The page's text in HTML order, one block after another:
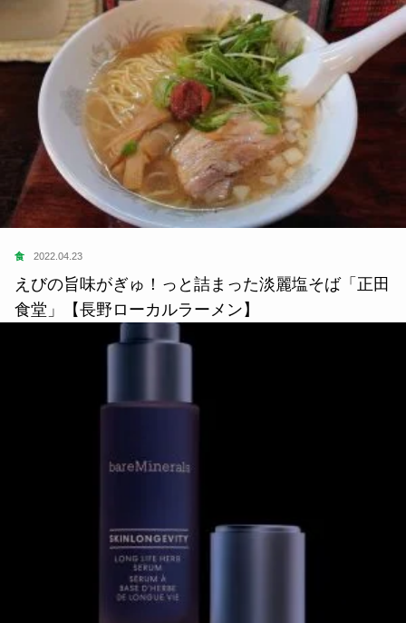
食 2022.04.23
えびの旨味がぎゅ！っと詰まった淡麗塩そば「正田
食堂」【長野ローカルラーメン】